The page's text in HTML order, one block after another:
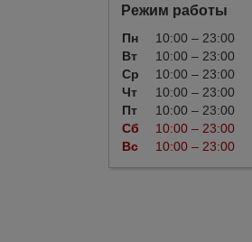
Режим работы
Пн
10:00 – 23:00
Вт
10:00 – 23:00
Ср
10:00 – 23:00
Чт
10:00 – 23:00
Пт
10:00 – 23:00
Сб
10:00 – 23:00
Вс
10:00 – 23:00